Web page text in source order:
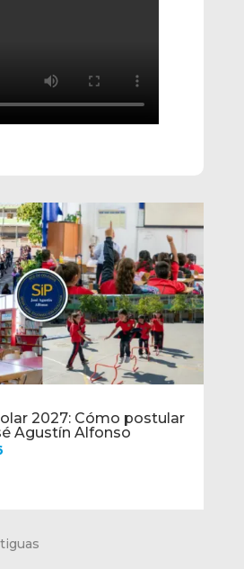
2027: Cómo postular
Agustín Alfonso